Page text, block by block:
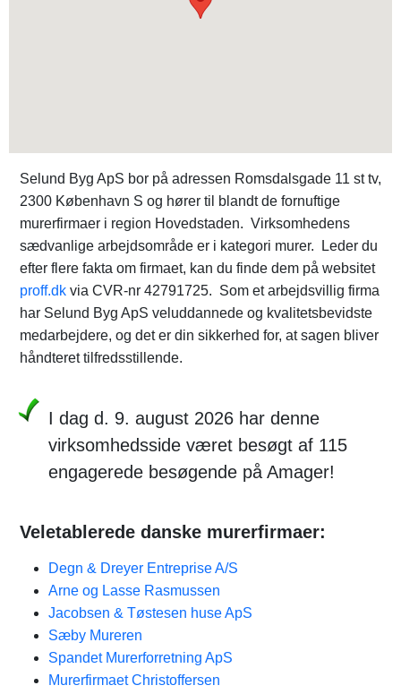
Selund Byg ApS bor på adressen Romsdalsgade 11 st tv,
2300 København S og hører til blandt de fornuftige
murerfirmaer i region Hovedstaden. Virksomhedens
sædvanlige arbejdsområde er i kategori murer. Leder du
efter flere fakta om firmaet, kan du finde dem på websitet
proff.dk via CVR-nr 42791725. Som et arbejdsvillig firma
har Selund Byg ApS veluddannede og kvalitetsbevidste
medarbejdere, og det er din sikkerhed for, at sagen bliver
håndteret tilfredsstillende.
I dag d. 9. august 2026 har denne
virksomhedsside været besøgt af 115
engagerede besøgende på Amager!
Veletablerede danske murerfirmaer:
Degn & Dreyer Entreprise A/S
Arne og Lasse Rasmussen
Jacobsen & Tøstesen huse ApS
Sæby Mureren
Spandet Murerforretning ApS
Murerfirmaet Christoffersen